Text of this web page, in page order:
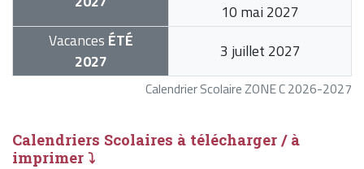
Calendrier Scolaire ZONE C 2026-2027
10 mai 2027
Vacances ÉTÉ
2027
3 juillet 2027
Calendriers Scolaires à télécharger / à
imprimer ⤵